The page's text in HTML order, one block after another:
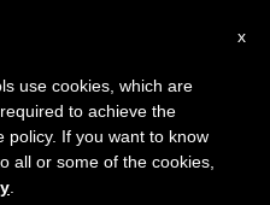
x
use cookies, which are
to achieve the
policy. If you want to know
all or some of the cookies,